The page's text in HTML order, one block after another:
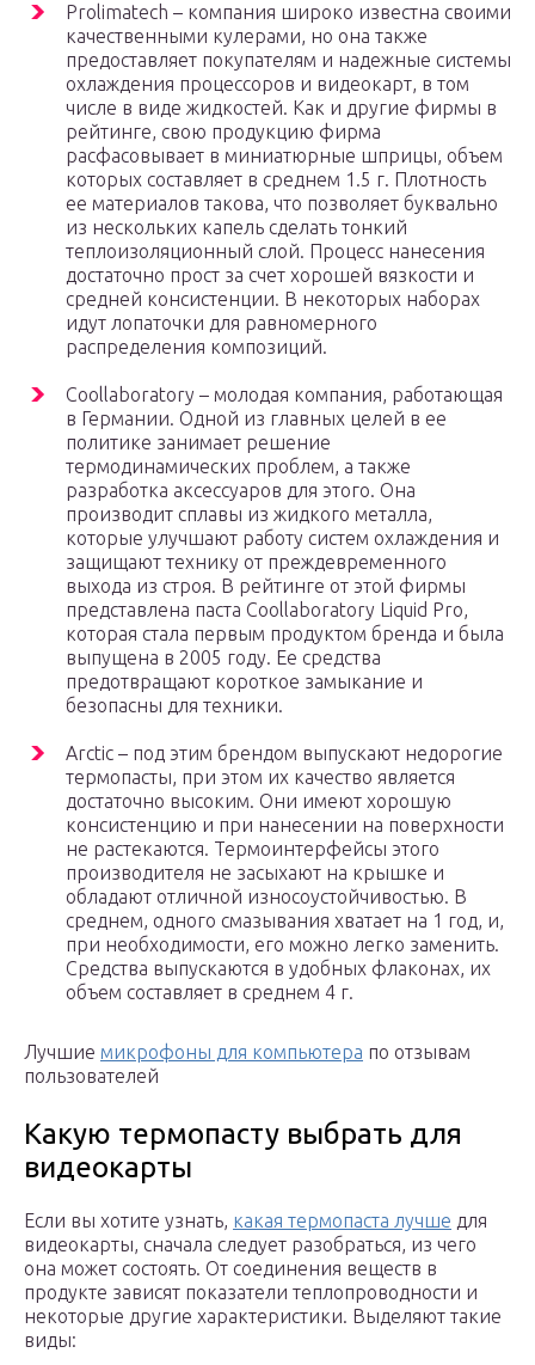
Prolimatech – компания широко известна своими
качественными кулерами, но она также
предоставляет покупателям и надежные системы
охлаждения процессоров и видеокарт, в том
числе в виде жидкостей. Как и другие фирмы в
рейтинге, свою продукцию фирма
расфасовывает в миниатюрные шприцы, объем
которых составляет в среднем 1.5 г. Плотность
ее материалов такова, что позволяет буквально
из нескольких капель сделать тонкий
теплоизоляционный слой. Процесс нанесения
достаточно прост за счет хорошей вязкости и
средней консистенции. В некоторых наборах
идут лопаточки для равномерного
распределения композиций.
Coollaboratory – молодая компания, работающая
в Германии. Одной из главных целей в ее
политике занимает решение
термодинамических проблем, а также
разработка аксессуаров для этого. Она
производит сплавы из жидкого металла,
которые улучшают работу систем охлаждения и
защищают технику от преждевременного
выхода из строя. В рейтинге от этой фирмы
представлена паста Coollaboratory Liquid Pro,
которая стала первым продуктом бренда и была
выпущена в 2005 году. Ее средства
предотвращают короткое замыкание и
безопасны для техники.
Arctic – под этим брендом выпускают недорогие
термопасты, при этом их качество является
достаточно высоким. Они имеют хорошую
консистенцию и при нанесении на поверхности
не растекаются. Термоинтерфейсы этого
производителя не засыхают на крышке и
обладают отличной износоустойчивостью. В
среднем, одного смазывания хватает на 1 год, и,
при необходимости, его можно легко заменить.
Средства выпускаются в удобных флаконах, их
объем составляет в среднем 4 г.
Лучшие микрофоны для компьютера по отзывам
пользователей
Какую термопасту выбрать для
видеокарты
Если вы хотите узнать, какая термопаста лучше для
видеокарты, сначала следует разобраться, из чего
она может состоять. От соединения веществ в
продукте зависят показатели теплопроводности и
некоторые другие характеристики. Выделяют такие
виды: